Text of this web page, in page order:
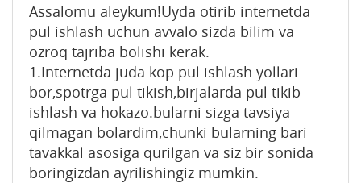
Assalomu aleykum!Uyda otirib internetda
pul ishlash uchun avvalo sizda bilim va
ozroq tajriba bolishi kerak.
1.Internetda juda kop pul ishlash yollari
bor,spotrga pul tikish,birjalarda pul tikib
ishlash va hokazo.bularni sizga tavsiya
qilmagan bolardim,chunki bularning bari
tavakkal asosiga qurilgan va siz bir sonida
boringizdan ayrilishingiz mumkin.